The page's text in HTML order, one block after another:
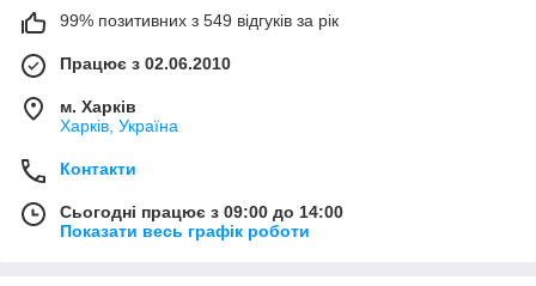
99% позитивних з 549 відгуків за рік
Працює з 02.06.2010
м. Харків
Харків, Україна
Контакти
Сьогодні працює з 09:00 до 14:00
Показати весь графік роботи